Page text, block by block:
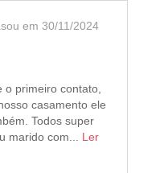
em 30/11/2024
primeiro contato,
casamento ele
Todos super
marido com... Ler